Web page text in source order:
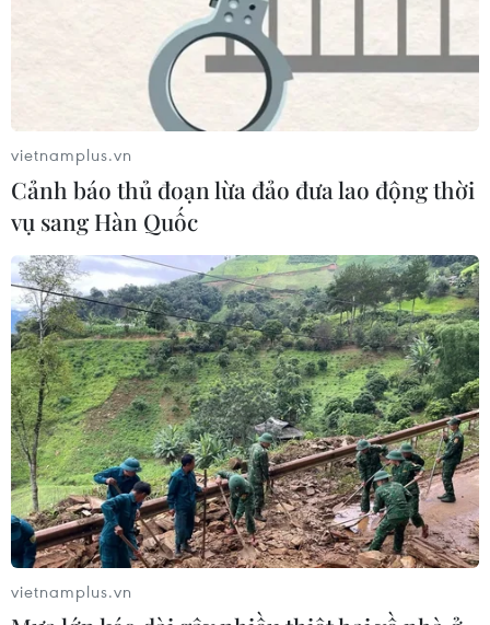
Mưa to kéo dài nhiều giờ, nhiều
tuyến đường ở TP.HCM ngập cục bộ
21/05/2023 09:59
Trưa và chiều 21/5, trên địa bàn Thành phố Hồ Chí
Minh xuất hiện cơn mưa kéo dài nhiều tiếng đồng hồ
khiến nhiều tuyến đường ngập cục bộ, nhiều phương
tiện bị chết máy.
vietnamplus.vn
Cảnh báo thủ đoạn lừa đảo đưa lao động thời
vụ sang Hàn Quốc
vietnamplus.vn